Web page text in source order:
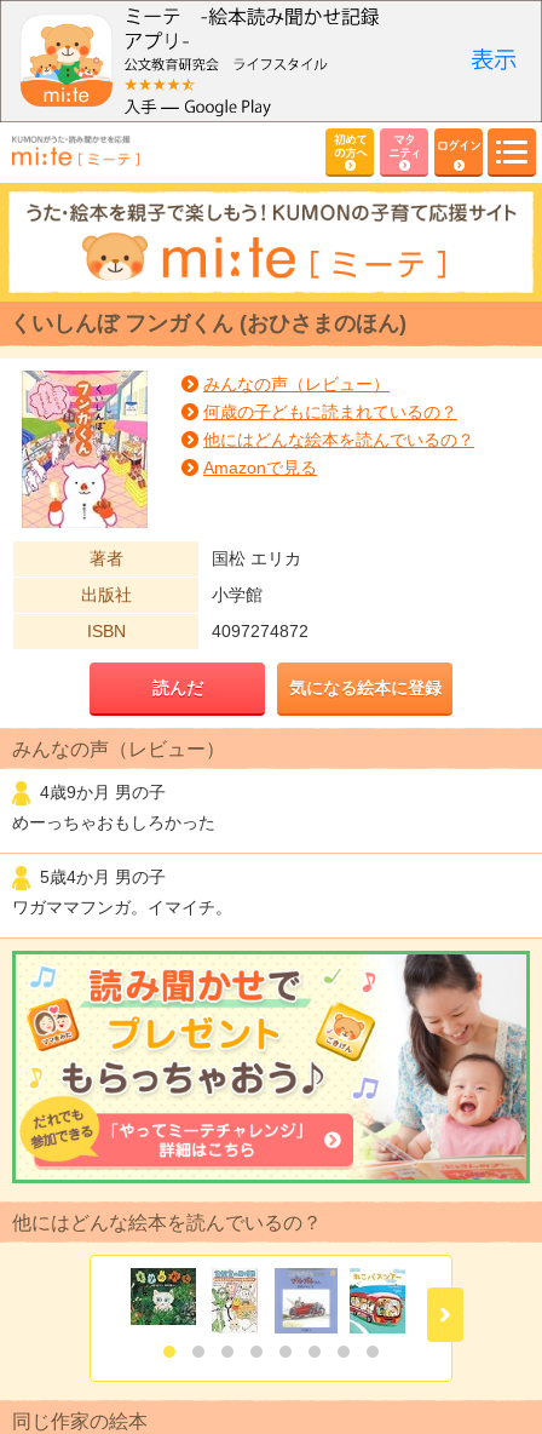
初めて
の方へ
マタ
ニティ
ログイン
くいしんぼ フンガくん (おひさまのほん)
みんなの声（レビュー）
何歳の子どもに読まれているの？
他にはどんな絵本を読んでいるの？
Amazonで見る
著者
国松 エリカ
出版社
小学館
ISBN
4097274872
読んだ 気になる絵本に登録
みんなの声（レビュー）
4歳9か月 男の子
めーっちゃおもしろかった
5歳4か月 男の子
ワガママフンガ。イマイチ。
他にはどんな絵本を読んでいるの？
同じ作家の絵本